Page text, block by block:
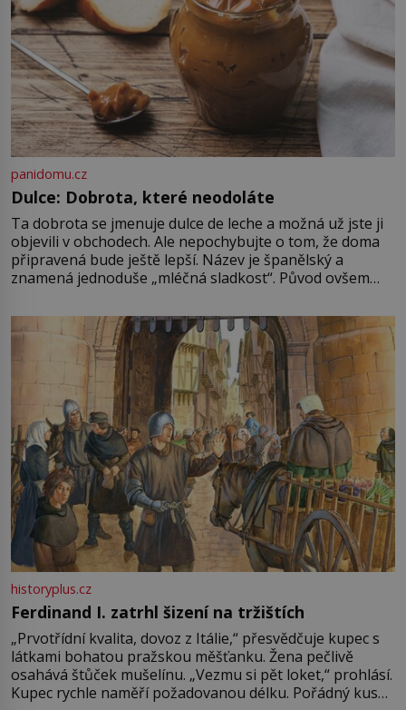
panidomu.cz
Dulce: Dobrota, které neodoláte
Ta dobrota se jmenuje dulce de leche a možná už jste ji
objevili v obchodech. Ale nepochybujte o tom, že doma
připravená bude ještě lepší. Název je španělský a
znamená jednoduše „mléčná sladkost“. Původ ovšem
pře hned několik latinskoamerických zemí a k tomu
Francie, kde se traduje,
historyplus.cz
Ferdinand I. zatrhl šizení na tržištích
„Prvotřídní kvalita, dovoz z Itálie,“ přesvědčuje kupec s
látkami bohatou pražskou měšťanku. Žena pečlivě
osahává štůček mušelínu. „Vezmu si pět loket,“ prohlásí.
Kupec rychle naměří požadovanou délku. Pořádný kus